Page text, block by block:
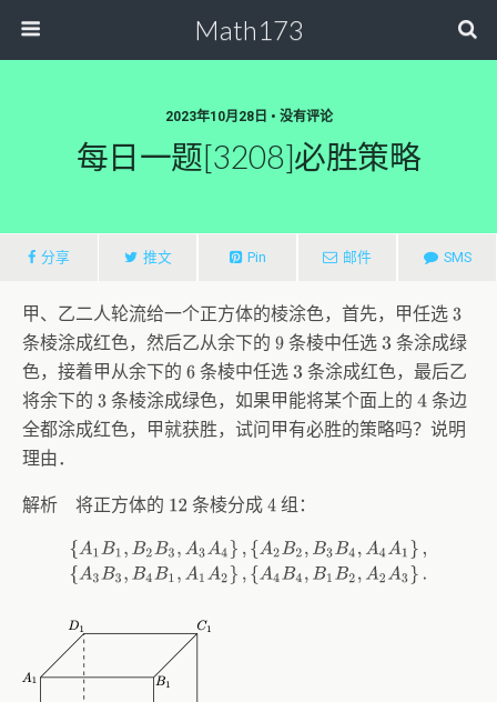
Math173
2023年10月28日 • 没有评论
每日一题[3208]必胜策略
分享 推文 Pin 邮件 SMS
甲、乙二人轮流给一个正方体的棱涂色，首先，甲任选 3
条棱涂成红色，然后乙从余下的 9 条棱中任选3条涂成绿
色，接着甲从余下的 6 条棱中任选3条涂成红色，最后乙
将余下的 3 条棱涂成绿色，如果甲能将某个面上的4条边
全都涂成红色，甲就获胜，试问甲有必胜的策略吗？说明
理由．
解析 将正方体的 12 条棱分成 4 组：
{A 1B 1,B 2 B3,A3A4},{A2 B 2 B3 B4, A4A 1},{ A3B 3,B4B1 A